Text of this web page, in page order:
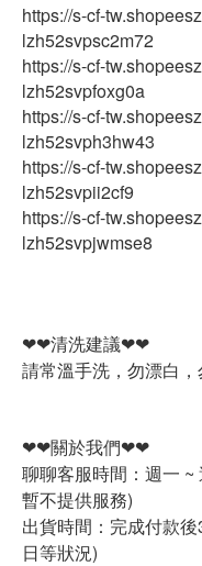
https://s-cf-
lzh52svpsc2m72
https://s-cf-
lzh52svpfoxg0a
https://s-cf-
lzh52svph3hw43
https://s-cf-
lzh52svpii2cf9
https://s-cf-
lzh52svpjwmse8
❤❤清洗建議❤❤
請常溫手洗，勿漂白
❤❤關於我們❤❤
聊聊客服時間：週一 ~
暫不提供服務)
出貨時間：完成付款
日等狀況)